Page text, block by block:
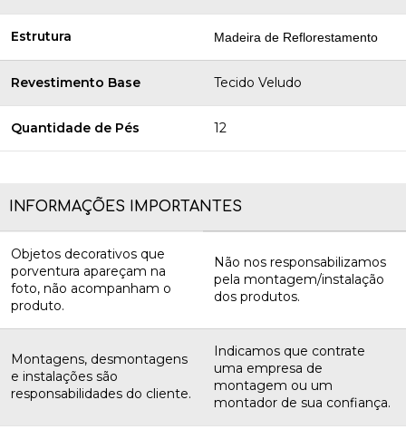
Estrutura Madeira de Reflorestamento
Revestimento Base Tecido Veludo
Quantidade de Pés 12
INFORMAÇÕES IMPORTANTES
Objetos decorativos que
porventura apareçam na
foto, não acompanham o
produto.
Não nos responsabilizamos
pela montagem/instalação
dos produtos.
Montagens, desmontagens
e instalações são
responsabilidades do cliente.
Indicamos que contrate
uma empresa de
montagem ou um
montador de sua confiança.